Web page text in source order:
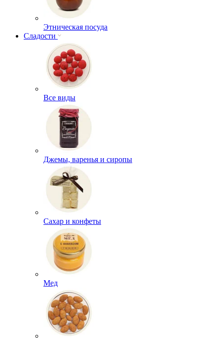
Этническая посуда
Сладости
Все виды
Джемы, варенья и сиропы
Сахар и конфеты
Мед